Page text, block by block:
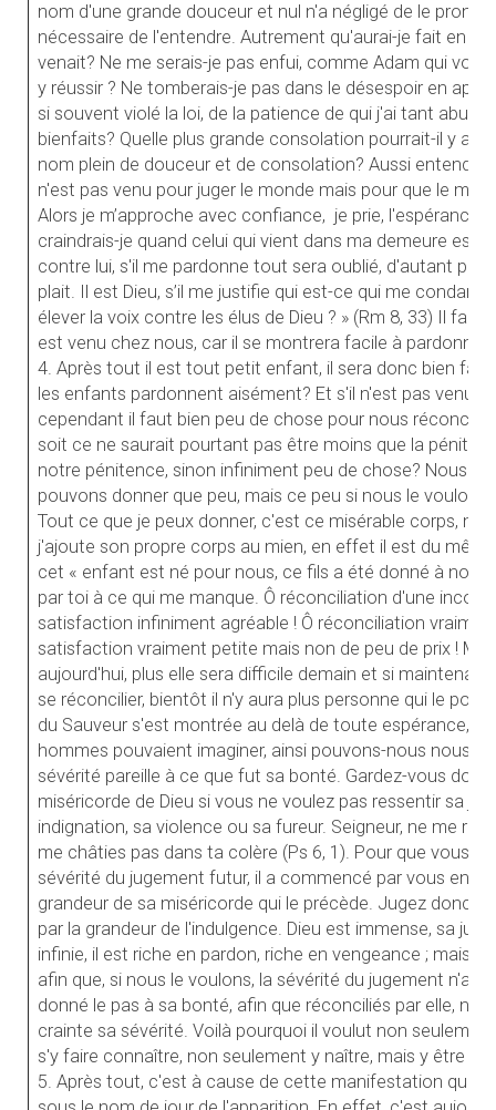
nom d'une grande douceur et nul n'a négligé de le
nécessaire de l'entendre. Autrement qu'aurai-je fait en
venait? Ne me serais-je pas enfui, comme Adam qui
y réussir ? Ne tomberais-je pas dans le désespoir en
si souvent violé la loi, de la patience de qui j'ai tant
bienfaits? Quelle plus grande consolation pourrait-il y
nom plein de douceur et de consolation? Aussi
n'est pas venu pour juger le monde mais pour que le
Alors je m’approche avec confiance, je prie, l'espérance
craindrais-je quand celui qui vient dans ma demeure est
contre lui, s'il me pardonne tout sera oublié, d'autant
plait. Il est Dieu, s’il me justifie qui est-ce qui me
élever la voix contre les élus de Dieu ? » (Rm 8, 33) Il
est venu chez nous, car il se montrera facile à pardonner.
4. Après tout il est tout petit enfant, il sera donc bien
les enfants pardonnent aisément? Et s'il n'est pas venu
cependant il faut bien peu de chose pour nous
soit ce ne saurait pourtant pas être moins que la
notre pénitence, sinon infiniment peu de chose? Nous
pouvons donner que peu, mais ce peu si nous le
Tout ce que je peux donner, c'est ce misérable corps,
j'ajoute son propre corps au mien, en effet il est du
cet « enfant est né pour nous, ce fils a été donné à nous
par toi à ce qui me manque. Ô réconciliation d'une
satisfaction infiniment agréable ! Ô réconciliation
satisfaction vraiment petite mais non de peu de prix !
aujourd'hui, plus elle sera difficile demain et si
se réconcilier, bientôt il n'y aura plus personne qui le
du Sauveur s'est montrée au delà de toute espérance,
hommes pouvaient imaginer, ainsi pouvons-nous nous
sévérité pareille à ce que fut sa bonté. Gardez-vous donc
miséricorde de Dieu si vous ne voulez pas ressentir sa
indignation, sa violence ou sa fureur. Seigneur, ne me
me châties pas dans ta colère (Ps 6, 1). Pour que vous
sévérité du jugement futur, il a commencé par vous en
grandeur de sa miséricorde qui le précède. Jugez donc
par la grandeur de l'indulgence. Dieu est immense, sa
infinie, il est riche en pardon, riche en vengeance ; mais
afin que, si nous le voulons, la sévérité du jugement n'ait
donné le pas à sa bonté, afin que réconciliés par elle,
crainte sa sévérité. Voilà pourquoi il voulut non
s'y faire connaître, non seulement y naître, mais y être
5. Après tout, c'est à cause de cette manifestation que